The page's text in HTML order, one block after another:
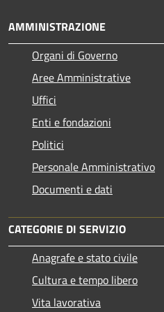
AMMINISTRAZIONE
Organi di Governo
Aree Amministrative
Uffici
Enti e fondazioni
Politici
Personale Amministrativo
Documenti e dati
CATEGORIE DI SERVIZIO
Anagrafe e stato civile
Cultura e tempo libero
Vita lavorativa